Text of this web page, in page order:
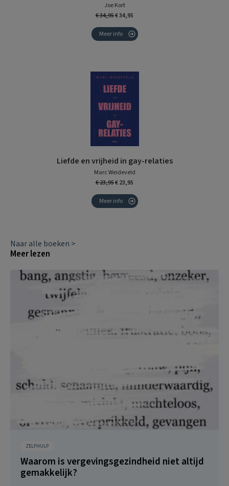
Joe Kort
€ 34,95€ 34,95
Meer info
Liefde en vrijheid in gay-relaties
Marc Weideveld
€ 23,95€ 23,95
Meer info
Naar alle boeken >
Meer lezen
ZELFHULP
Waarom is vergevingsgezindheid niet altijd
gemakkelijk?